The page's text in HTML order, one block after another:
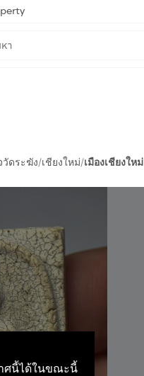
วัดระฆัง/เชียงใหม่/เมืองเชียงใหม่
ศนี้ได้ในขณะนี้